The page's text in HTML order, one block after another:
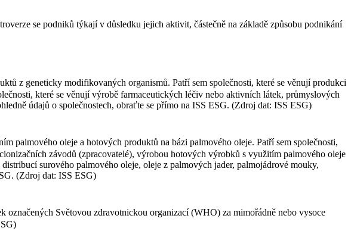
se podniků týkají v důsledku jejich aktivit, částečně na základě způsobu podnikání
z geneticky modifikovaných organismů. Patří sem společnosti, které se věnují produkci
které se věnují výrobě farmaceutických léčiv nebo aktivních látek, průmyslových
údajů o společnostech, obraťte se přímo na ISS ESG. (Zdroj dat: ISS ESG)
palmového oleje a hotových produktů na bázi palmového oleje. Patří sem společnosti,
závodů (zpracovatelé), výrobou hotových výrobků s využitím palmového oleje
surového palmového oleje, oleje z palmových jader, palmojádrové mouky,
(Zdroj dat: ISS ESG)
označených Světovou zdravotnickou organizací (WHO) za mimořádně nebo vysoce